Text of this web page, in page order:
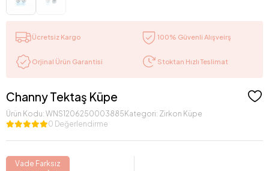
Ücretsiz Kargo 100% Güvenli Alışveirş
Orjinal Ürün Garantisi Stoktan Hızlı Teslimat
Channy Tektaş Küpe
Ürün Kodu: WNS1206250003885 Kategori: Zirkon Küpe
0 Değerlendirme
Vade Farksız